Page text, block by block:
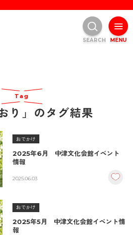
Tag
り」のタグ結果
おでかけ
2025年6月 中津文化会館イベント
情報
2025.06.03
おでかけ
2025年5月 中津文化会館イベント情
報
MENU
SEARCH